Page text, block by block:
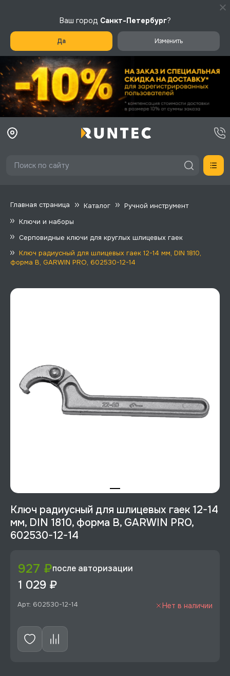
Ваш город Санкт-Петербург?
Да Изменить
Главная страница Каталог
Ручной инструмент
Ключи и наборы
Серповидные ключи для круглых шлицевых гаек
Ключ радиусный для шлицевых гаек 12-14 мм, DIN 1810,
форма B, GARWIN PRO, 602530-12-14
Ключ радиусный для шлицевых гаек 12-14
мм, DIN 1810, форма B, GARWIN PRO,
602530-12-14
927 ₽после авторизации
1 029 ₽
Арт: 602530-12-14 Нет в наличии